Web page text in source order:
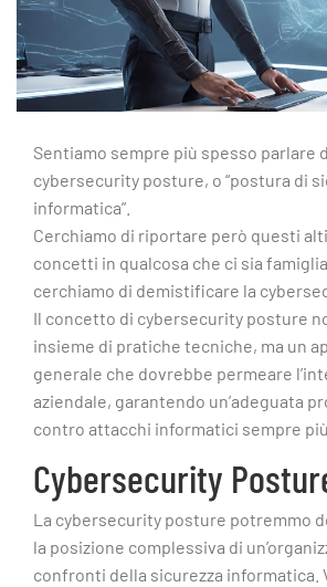
Sentiamo sempre più spesso parlare
cybersecurity posture, o “postura di
informatica”.
Cerchiamo di riportare però questi
concetti in qualcosa che ci sia
cerchiamo di demistificare la
Il concetto di cybersecurity posture
insieme di pratiche tecniche, ma un
generale che dovrebbe permeare
aziendale, garantendo un’adeguata
contro attacchi informatici sempre
Cybersecurity
La cybersecurity posture potremmo
la posizione complessiva di
confronti della sicurezza informatica.